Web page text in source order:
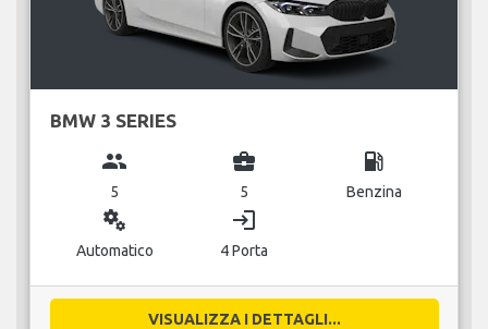
BMW 3 SERIES
group
5
business_center
5
local_gas_station
Benzina
miscellaneous_services
Automatico
login
4 Porta
VISUALIZZA I DETTAGLI...